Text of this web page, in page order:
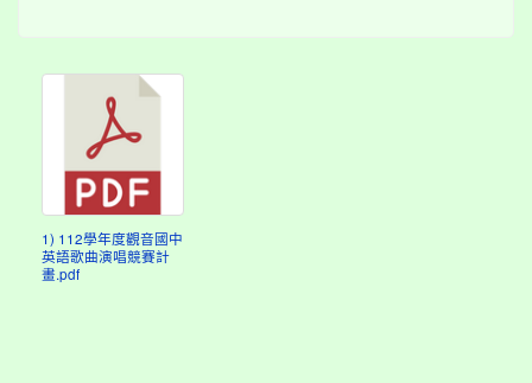
1) 112學年度觀音國中
英語歌曲演唱競賽計
畫.pdf